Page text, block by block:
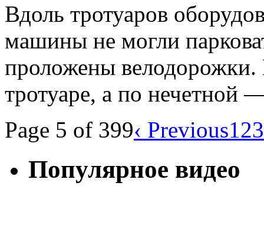
Вдоль тротуаров
машины не могли
проложены
тротуаре, а по нечетной
Page 5 of 399‹ Previous123
Популярное видео